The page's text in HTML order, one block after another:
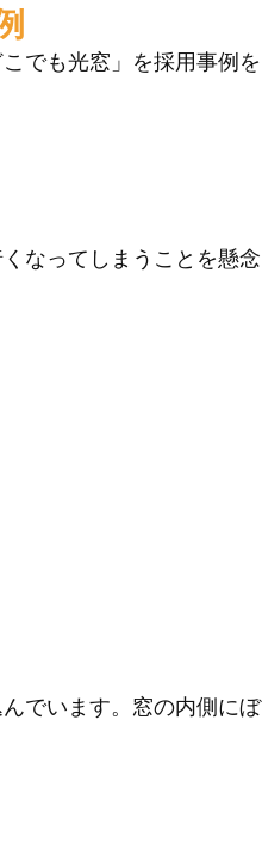
でも光窓」を採用事例を
なってしまうことを懸念
でいます。窓の内側にぼ